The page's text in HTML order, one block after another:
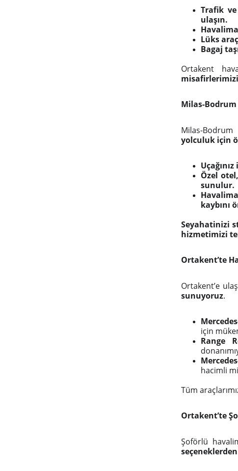
Trafik
ulaşın.
Lüks
Bagaj
Ortakent
Milas-Bodrum
Milas-Bodrum
yolculuk için
Özel
sunulur.
kaybını
Seyahatinizi
hizmetimizi
Ortakent’te
Ortakent’e
sunuyoruz.
için
Range
hacimli
Tüm
Ortakent’te
Şoförlü